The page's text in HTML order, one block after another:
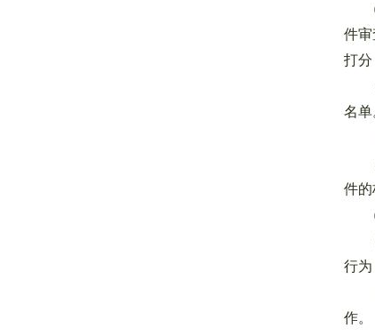
（
件
打分
（
名单
（
件的
（
（
行为
（
作。